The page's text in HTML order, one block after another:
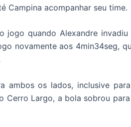
Campina acompanhar seu time.
quando Alexandre
novamente aos 4min34seg,
ambos os lados, inclusive
Largo, a bola sobrou